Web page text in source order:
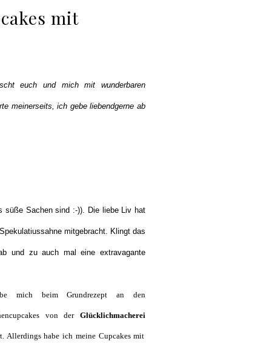
mit
euch und mich mit wunderbaren
meinerseits, ich gebe liebendgerne ab
süße Sachen sind :-)). Die liebe Liv hat
mitgebracht. Klingt das
und zu auch mal eine extravagante
mich beim Grundrezept an den
von der Glücklichmacherei
Allerdings habe ich meine Cupcakes mit